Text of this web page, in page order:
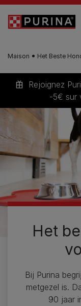
Skip to main content
Maison Het Beste
Rejoignez
-5€ sur
Het
Bij Purina
metgezel is.
90 jaar